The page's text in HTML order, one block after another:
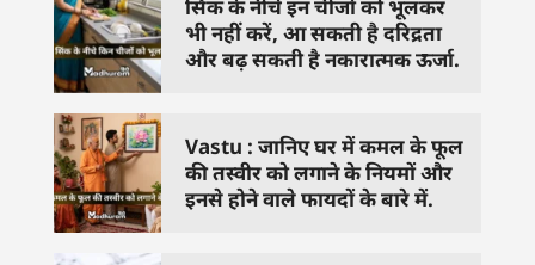
सिंक के नीचे इन चीजों को भूलकर
भी नहीं करें, आ सकती है दरिद्रता
और बढ़ सकती है नकारात्मक ऊर्जा.
Vastu : जानिए घर में कमल के फूल
की तस्वीर को लगाने के नियमों और
इनसे होने वाले फायदों के बारे में.